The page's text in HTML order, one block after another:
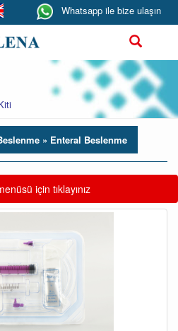
Whatsapp ile bize ulaşın
» Enteral Beslenme
için tıklayınız